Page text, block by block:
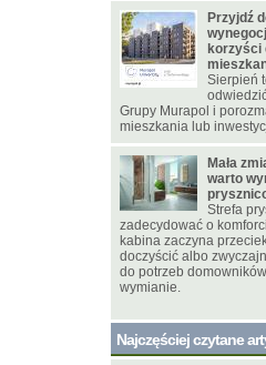
Przyjdź
korzyści
Sierpień
Grupy Murapol i
mieszkania lub
Mała
warto
Strefa
zadecydować o
kabina zaczyna
doczyścić albo
do potrzeb
wymianie.
Najczęściej czytane